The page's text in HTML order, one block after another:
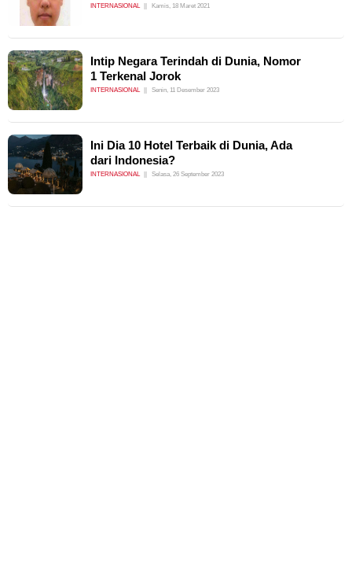
INTERNASIONAL Kamis, 18 Maret 2021
Intip Negara Terindah di Dunia, Nomor
1 Terkenal Jorok
INTERNASIONAL Senin, 11 Desember 2023
Ini Dia 10 Hotel Terbaik di Dunia, Ada
dari Indonesia?
INTERNASIONAL Selasa, 26 September 2023